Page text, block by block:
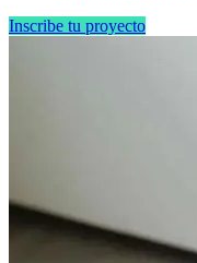
Inscribe tu proyecto